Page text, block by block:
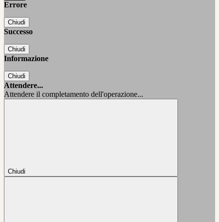
Errore
Chiudi
Successo
Chiudi
Informazione
Chiudi
Attendere...
Attendere il completamento dell'operazione...
Chiudi